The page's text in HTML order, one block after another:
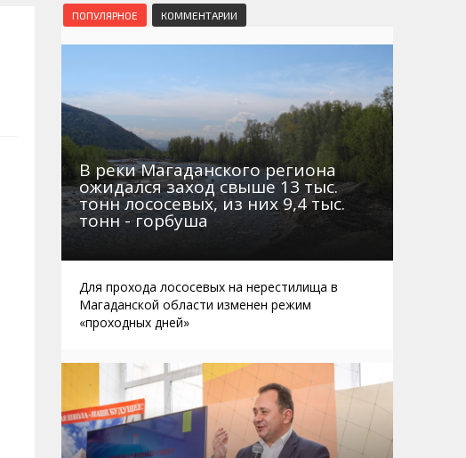
Маршруты. Улицы, остановки
Автобусы Магадан – Аэропорт
Таблица приливов отливов
Мошенники
Интернет
Браконьеры
ПОПУЛЯРНОЕ КОММЕНТАРИИ
В реки Магаданского региона
ожидался заход свыше 13 тыс.
тонн лососевых, из них 9,4 тыс.
тонн - горбуша
Для прохода лососевых на нерестилища в
Магаданской области изменен режим
«проходных дней»